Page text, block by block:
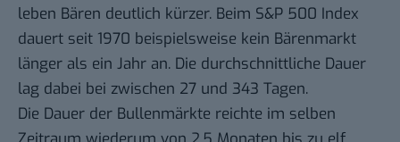
leben Bären deutlich kürzer. Beim S&P 500 Index
dauert seit 1970 beispielsweise kein Bärenmarkt
länger als ein Jahr an. Die durchschnittliche Dauer
lag dabei bei zwischen 27 und 343 Tagen.
Die Dauer der Bullenmärkte reichte im selben